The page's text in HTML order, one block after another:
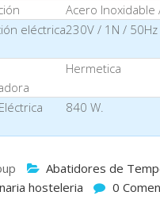
Acero Inoxidable
eléctrica230V / 1N / 50Hz
Hermetica
840 W.
Abatidores de
hosteleria
0